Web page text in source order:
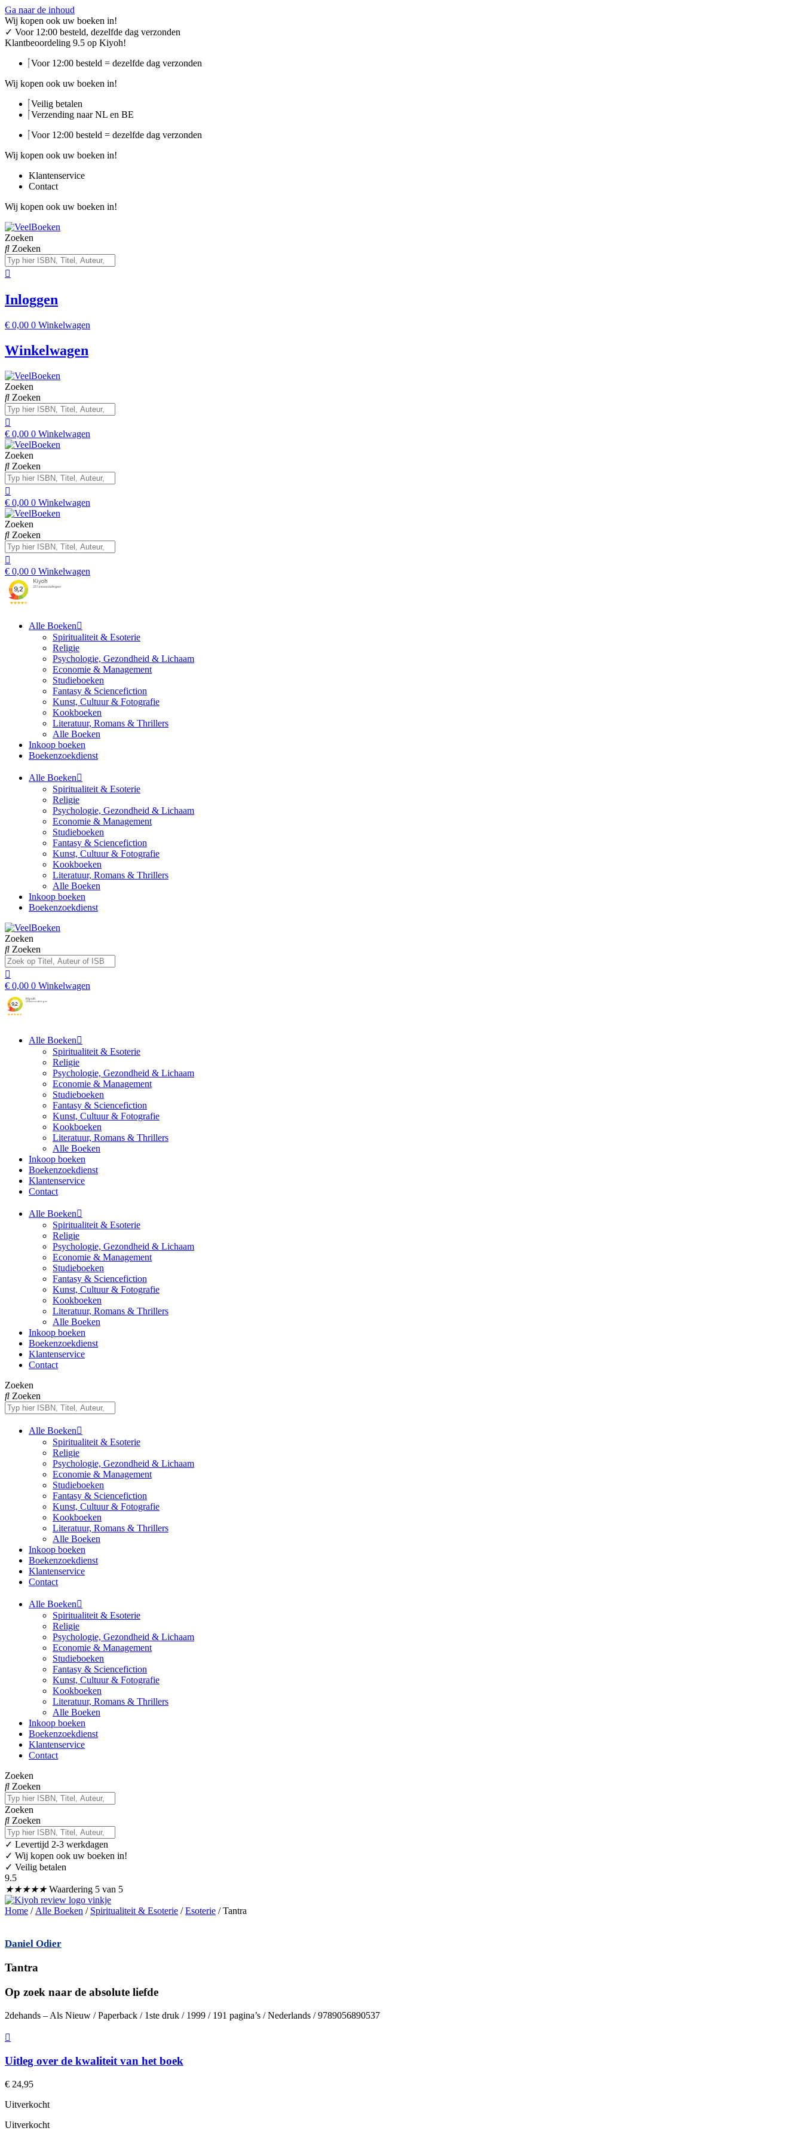
Ga naar de inhoud
Wij kopen ook uw boeken in!
✓ Voor 12:00 besteld, dezelfde dag verzonden
Klantbeoordeling 9.5 op Kiyoh!
Voor 12:00 besteld = dezelfde dag verzonden
Wij kopen ook uw boeken in!
Veilig betalen
Verzending naar NL en BE
Voor 12:00 besteld = dezelfde dag verzonden
Wij kopen ook uw boeken in!
Klantenservice
Contact
Wij kopen ook uw boeken in!
Zoeken
Zoeken
Inloggen
€ 0,00 0 Winkelwagen
Winkelwagen
Zoeken
Zoeken
€ 0,00 0 Winkelwagen
Zoeken
Zoeken
€ 0,00 0 Winkelwagen
Zoeken
Zoeken
€ 0,00 0 Winkelwagen
Alle Boeken
Spiritualiteit & Esoterie
Religie
Psychologie, Gezondheid & Lichaam
Economie & Management
Studieboeken
Fantasy & Sciencefiction
Kunst, Cultuur & Fotografie
Kookboeken
Literatuur, Romans & Thrillers
Alle Boeken
Inkoop boeken
Boekenzoekdienst
Alle Boeken
Spiritualiteit & Esoterie
Religie
Psychologie, Gezondheid & Lichaam
Economie & Management
Studieboeken
Fantasy & Sciencefiction
Kunst, Cultuur & Fotografie
Kookboeken
Literatuur, Romans & Thrillers
Alle Boeken
Inkoop boeken
Boekenzoekdienst
Zoeken
Zoeken
€ 0,00 0 Winkelwagen
Alle Boeken
Spiritualiteit & Esoterie
Religie
Psychologie, Gezondheid & Lichaam
Economie & Management
Studieboeken
Fantasy & Sciencefiction
Kunst, Cultuur & Fotografie
Kookboeken
Literatuur, Romans & Thrillers
Alle Boeken
Inkoop boeken
Boekenzoekdienst
Klantenservice
Contact
Alle Boeken
Spiritualiteit & Esoterie
Religie
Psychologie, Gezondheid & Lichaam
Economie & Management
Studieboeken
Fantasy & Sciencefiction
Kunst, Cultuur & Fotografie
Kookboeken
Literatuur, Romans & Thrillers
Alle Boeken
Inkoop boeken
Boekenzoekdienst
Klantenservice
Contact
Zoeken
Zoeken
Alle Boeken
Spiritualiteit & Esoterie
Religie
Psychologie, Gezondheid & Lichaam
Economie & Management
Studieboeken
Fantasy & Sciencefiction
Kunst, Cultuur & Fotografie
Kookboeken
Literatuur, Romans & Thrillers
Alle Boeken
Inkoop boeken
Boekenzoekdienst
Klantenservice
Contact
Alle Boeken
Spiritualiteit & Esoterie
Religie
Psychologie, Gezondheid & Lichaam
Economie & Management
Studieboeken
Fantasy & Sciencefiction
Kunst, Cultuur & Fotografie
Kookboeken
Literatuur, Romans & Thrillers
Alle Boeken
Inkoop boeken
Boekenzoekdienst
Klantenservice
Contact
Zoeken
Zoeken
Zoeken
Zoeken
✓ Levertijd 2-3 werkdagen
✓ Wij kopen ook uw boeken in!
✓ Veilig betalen
9.5
★★★★★ Waardering 5 van 5
Home / Alle Boeken / Spiritualiteit & Esoterie /Esoterie / Tantra
Daniel Odier
Tantra
Op zoek naar de absolute liefde
2dehands – Als Nieuw / Paperback / 1ste druk / 1999 / 191 pagina’s / Nederlands / 9789056890537
Uitleg over de kwaliteit van het boek
€ 24,95
Uitverkocht
Uitverkocht